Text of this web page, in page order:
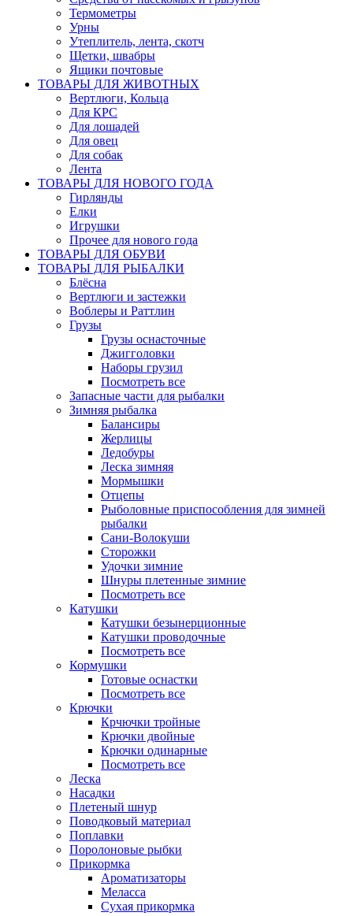
Термометры
Урны
Утеплитель, лента, скотч
Щетки, швабры
Ящики почтовые
ТОВАРЫ ДЛЯ ЖИВОТНЫХ
Вертлюги, Кольца
Для КРС
Для лошадей
Для овец
Для собак
Лента
ТОВАРЫ ДЛЯ НОВОГО ГОДА
Гирлянды
Елки
Игрушки
Прочее для нового года
ТОВАРЫ ДЛЯ ОБУВИ
ТОВАРЫ ДЛЯ РЫБАЛКИ
Блёсна
Вертлюги и застежки
Воблеры и Раттлин
Грузы
Грузы оснасточные
Джигголовки
Наборы грузил
Посмотреть все
Запасные части для рыбалки
Зимняя рыбалка
Балансиры
Жерлицы
Ледобуры
Леска зимняя
Мормышки
Отцепы
Рыболовные приспособления для зимней
рыбалки
Сани-Волокуши
Сторожки
Удочки зимние
Шнуры плетенные зимние
Посмотреть все
Катушки
Катушки безынерционные
Катушки проводочные
Посмотреть все
Кормушки
Готовые оснастки
Посмотреть все
Крючки
Крчючки тройные
Крючки двойные
Крючки одинарные
Посмотреть все
Леска
Насадки
Плетеный шнур
Поводковый материал
Поплавки
Поролоновые рыбки
Прикормка
Ароматизаторы
Меласса
Сухая прикормка